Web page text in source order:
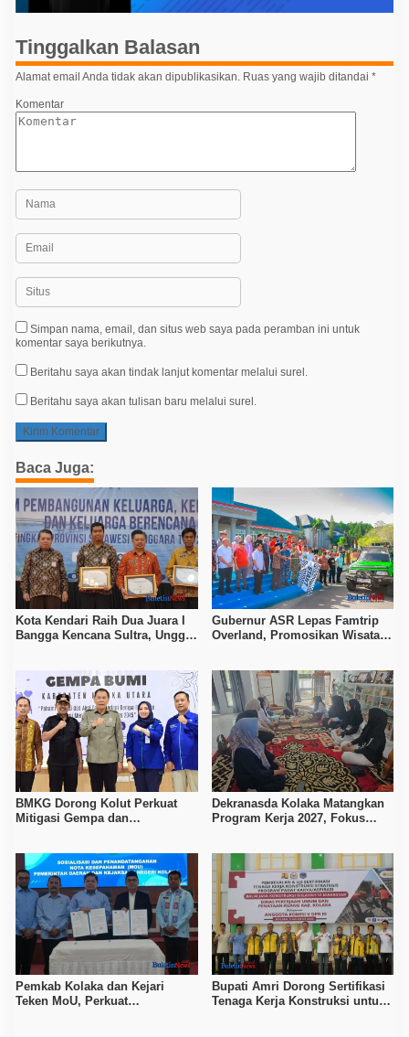
i
p
o
s
Tinggalkan Balasan
Alamat email Anda tidak akan dipublikasikan. Ruas yang wajib ditandai *
Komentar
Simpan nama, email, dan situs web saya pada peramban ini untuk
komentar saya berikutnya.
Beritahu saya akan tindak lanjut komentar melalui surel.
Beritahu saya akan tulisan baru melalui surel.
Baca Juga:
Kota Kendari Raih Dua Juara I
Bangga Kencana Sultra, Unggul
Gubernur ASR Lepas Famtrip
Overland, Promosikan Wisata
BMKG Dorong Kolut Perkuat
Mitigasi Gempa dan
Dekranasda Kolaka Matangkan
Program Kerja 2027, Fokus
Pemkab Kolaka dan Kejari
Teken MoU, Perkuat
Bupati Amri Dorong Sertifikasi
Tenaga Kerja Konstruksi untuk